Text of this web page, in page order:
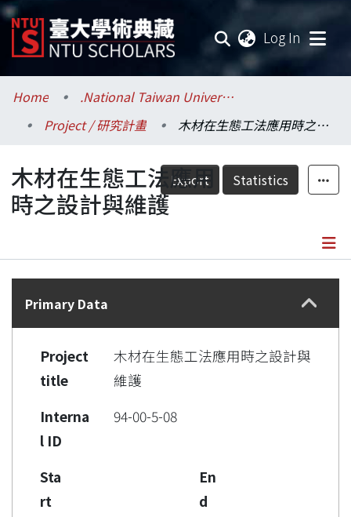
Log In
Communities & Collections
Research Outputs
Fundings & Projects
Researchers
Statistics
Home
.National Taiwan University / 國立臺灣大學
Project / 研究計畫
木材在生態工法應用時之設計與維護
Export Statistics
木材在生態工法應用
時之設計與維護
Details
Primary Data
Project
title
木材在生態工法應用時之設計與
維護
Interna
l ID
94-00-5-08
Sta
rt
En
d